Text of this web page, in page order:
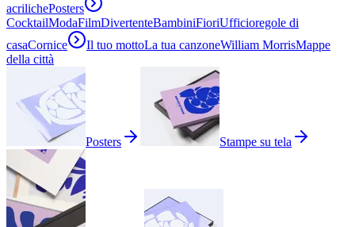
acrilichePosters
CocktailModaFilmDivertenteBambiniFioriUfficioregole di
casaCornice Il tuo mottoLa tua canzoneWilliam MorrisMappe
della città
Posters Stampe su tela